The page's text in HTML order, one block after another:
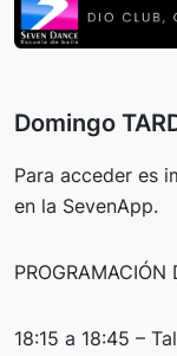
Domingo
Para acceder es
en la SevenApp.
18:15 a 18:45 –